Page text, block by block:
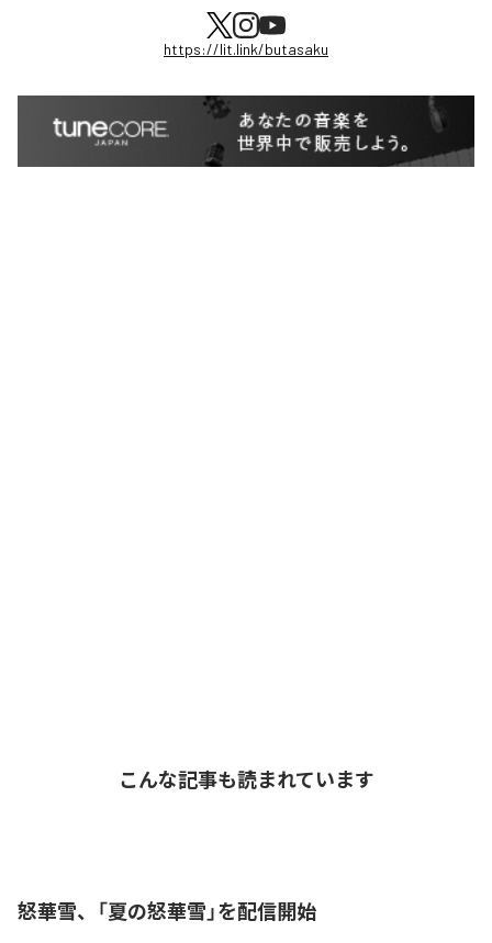
https://lit.link/butasaku
こんな記事も読まれています
怒華雪、「夏の怒華雪」を配信開始